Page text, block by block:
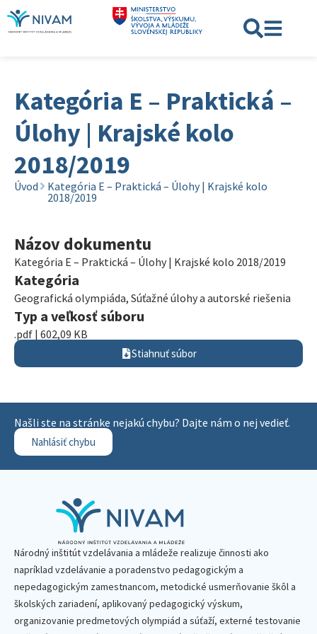
Kategória E – Praktická –
Úlohy | Krajské kolo
2018/2019
Úvod
Kategória E – Praktická – Úlohy | Krajské kolo
2018/2019
Názov dokumentu
Kategória E – Praktická – Úlohy | Krajské kolo 2018/2019
Kategória
Geografická olympiáda, Súťažné úlohy a autorské riešenia
Typ a veľkosť súboru
.pdf | 602,09 KB
Stiahnuť súbor
Našli ste na stránke nejakú chybu? Dajte nám o nej vedieť.
Nahlásiť chybu
Národný inštitút vzdelávania a mládeže realizuje činnosti ako
napríklad vzdelávanie a poradenstvo pedagogickým a
nepedagogickým zamestnancom, metodické usmerňovanie škôl a
školských zariadení, aplikovaný pedagogický výskum,
organizovanie predmetových olympiád a súťaží, externé testovanie